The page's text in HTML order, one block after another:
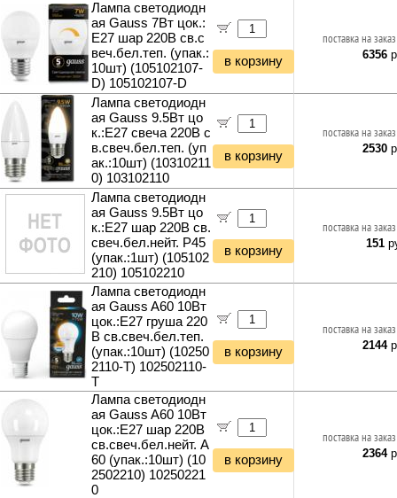
Лампа светодиодн
ая Gauss 7Вт цок.:
E27 шар 220B св.с
веч.бел.теп. (упак.:
10шт) (105102107-
D) 105102107-D
в корзину
поставка на
6356
Лампа светодиодн
ая Gauss 9.5Вт цо
к.:E27 свеча 220B с
в.свеч.бел.теп. (уп
ак.:10шт) (10310211
0) 103102110
в корзину
поставка на
2530
Лампа светодиодн
ая Gauss 9.5Вт цо
к.:E27 шар 220B св.
свеч.бел.нейт. P45
(упак.:1шт) (105102
210) 105102210
в корзину
поставка на
151
Лампа светодиодн
ая Gauss A60 10Вт
цок.:E27 груша 220
B св.свеч.бел.теп.
(упак.:10шт) (10250
2110-T) 102502110-
T
в корзину
поставка на
2144
Лампа светодиодн
ая Gauss A60 10Вт
цок.:E27 шар 220B
св.свеч.бел.нейт. A
60 (упак.:10шт) (10
2502210) 10250221
0
в корзину
поставка на
2364